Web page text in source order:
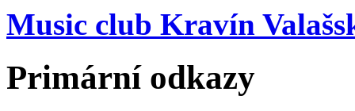
Music club Kravín
Primární odkazy